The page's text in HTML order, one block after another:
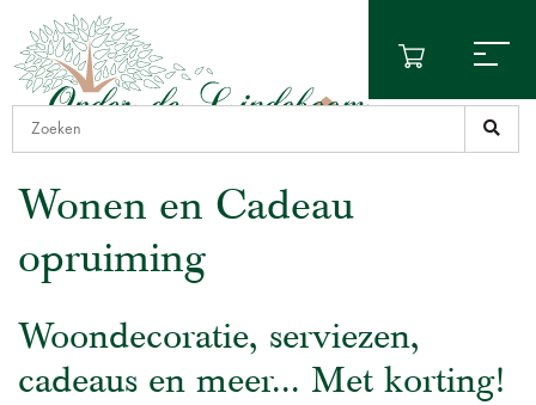
Wonen en Cadeau
opruiming
Woondecoratie, serviezen,
cadeaus en meer... Met korting!